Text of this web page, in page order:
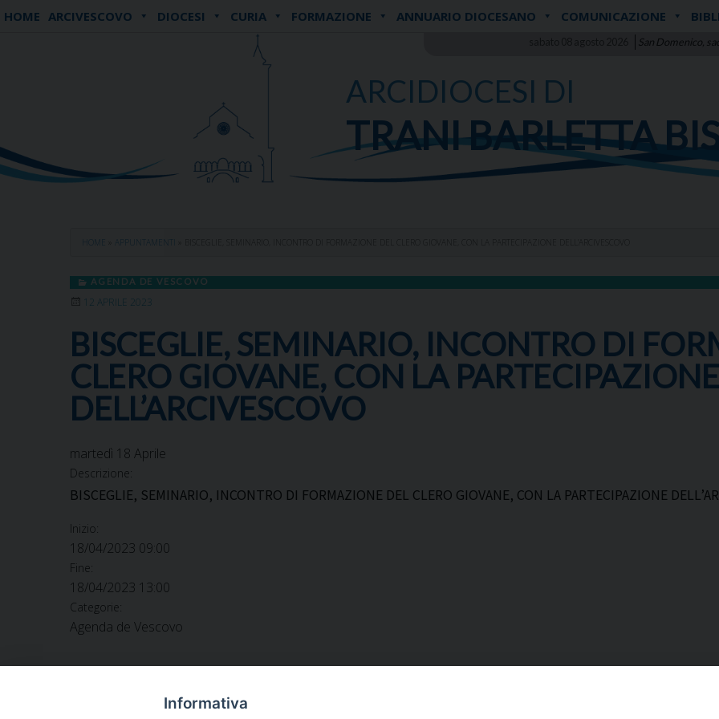
Skip
San Domenico,
HOME ARCIVESCOVO DIOCESI CURIA FORMAZIONE ANNUARIO DIOCESANO COMUNICAZIONE
ARCIDIOCESI DI
TRANI BARLETTA
HOME APPUNTAMENTI
AGENDA DE VESCOVO
12 APRILE 2023
BISCEGLIE, SEMINARIO, INCONTRO DI
CLERO GIOVANE, CON LA PARTECIPAZIONE
DELL’ARCIVESCOVO
martedì 18 Aprile
Descrizione:
BISCEGLIE, SEMINARIO, INCONTRO DI FORMAZIONE DEL CLERO GIOVANE, CON LA PARTECIPAZIONE
Inizio:
18/04/2023 09:00
Fine:
18/04/2023 13:00
Categorie:
Agenda de Vescovo
Informativa